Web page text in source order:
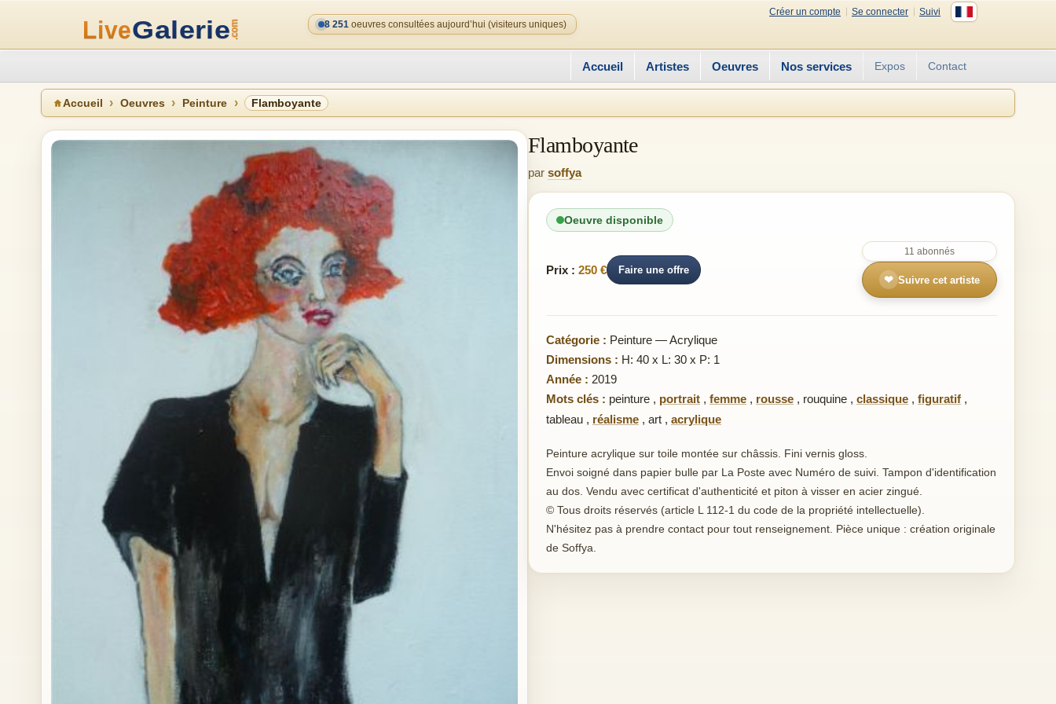
Créer un compte Se connecter
Suivi
8 251 oeuvres consultées aujourd’hui (visiteurs uniques)
Accueil Artistes Oeuvres Nos services Expos Contact
Accueil Oeuvres Peinture Flamboyante
Flamboyante
par soffya
Oeuvre disponible
Prix : 250 € Faire une offre
11 abonnés
❤ Suivre cet artiste
Catégorie : Peinture — Acrylique
Dimensions : H: 40 x L: 30 x P: 1
Année : 2019
Mots clés : peinture , portrait , femme , rousse , rouquine , classique , figuratif ,
tableau , réalisme , art , acrylique
Peinture acrylique sur toile montée sur châssis. Fini vernis gloss.
Envoi soigné dans papier bulle par La Poste avec Numéro de suivi. Tampon d'identification
au dos. Vendu avec certificat d'authenticité et piton à visser en acier zingué.
© Tous droits réservés (article L 112-1 du code de la propriété intellectuelle).
N'hésitez pas à prendre contact pour tout renseignement. Pièce unique : création originale
de Soffya.